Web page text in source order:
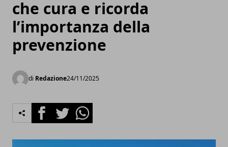
che cura e ricorda
l’importanza della
prevenzione
di Redazione24/11/2025
FacebookTwitterWhatsapp